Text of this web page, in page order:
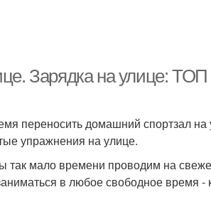
Зарядка на улице:
переносить домашний спортзал
упражнения на улице.
так мало времени проводим на
в любое свободное время -